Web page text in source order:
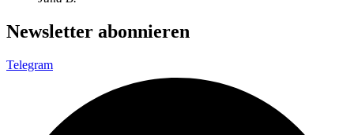
Newsletter abonnieren
Telegram